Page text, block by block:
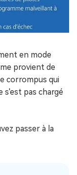
en mode
provient de
corrompus qui
s'est pas chargé
passer à la